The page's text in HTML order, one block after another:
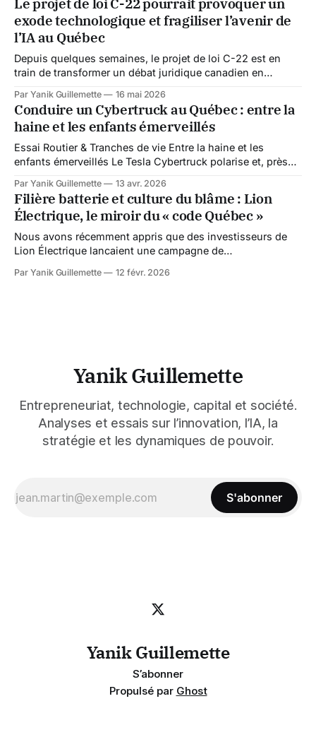
Canada. Pendant des années, les Canadiens ont été
habitués à entendre que le
Le projet de loi C-22 pourrait provoquer un
exode technologique et fragiliser l’avenir de
l’IA au Québec
Depuis quelques semaines, le projet de loi C-22 est en
train de transformer un débat juridique canadien en
plusieurs observateurs considéraient cette législation
comme un simple élargissement des pouvoirs d’enquête
numériques de l’État. Mais la réaction extrêmement hostile
de l’industrie
Par Yanik Guillemette 16 mai 2026
Conduire un Cybertruck au Québec : entre la
haine et les enfants émerveillés
Essai Routier & Tranches de vie Entre la haine et les
enfants émerveillés Le Tesla Cybertruck polarise et, près
vous partager cette expérience hors du commun. Le 21
novembre 2019, Elon Musk dévoile ce monstre métallique
Par Yanik Guillemette 13 avr. 2026
Filière batterie et culture du blâme : Lion
Électrique, le miroir du « code Québec »
Nous avons récemment appris que des investisseurs de
Lion Électrique lancaient une campagne de
Hébergement web, frais juridiques, déplacements… ils
Par Yanik Guillemette 12 févr. 2026
Yanik Guillemette
Entrepreneuriat, technologie, capital et société.
Analyses et essais sur l’innovation, l’IA, la
stratégie et les dynamiques de pouvoir.
S'abonner
Yanik Guillemette
S’abonner
Propulsé par Ghost